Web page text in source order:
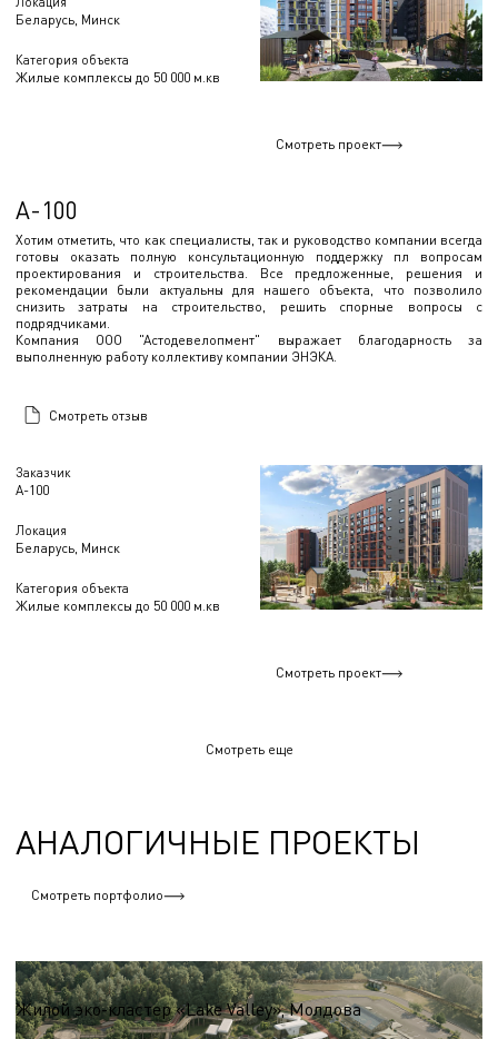
Беларусь, Минск
Категория объекта
Жилые комплексы до 50 000 м.кв
Смотреть проект
Заказчик
А-100
Локация
Беларусь, Минск
Категория объекта
Жилые комплексы до 50 000 м.кв
А-100
Хотим отметить, что как специалисты, так и руководство компании всегда
готовы оказать полную консультационную поддержку пл вопросам
проектирования и строительства. Все предложенные, решения и
рекомендации были актуальны для нашего объекта, что позволило
снизить затраты на строительство, решить спорные вопросы с
подрядчиками.
Компания ООО "Астодевелопмент" выражает благодарность за
выполненную работу коллективу компании ЭНЭКА.
Смотреть отзыв
Смотреть проект
Смотреть еще
АНАЛОГИЧНЫЕ ПРОЕКТЫ
Смотреть портфолио
Жилые комплексы до 50 000 м.кв
Жилой эко-кластер «Lake Valley», Молдова